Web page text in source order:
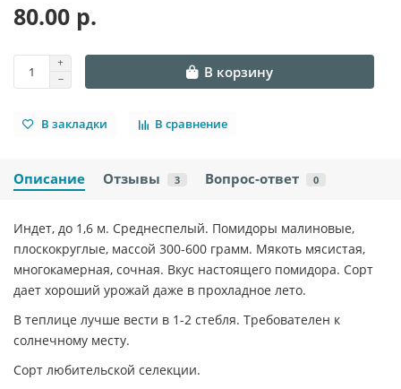
80.00 р.
В корзину
В закладки В сравнение
Описание Отзывы 3 Вопрос-ответ 0
Индет, до 1,6 м. Среднеспелый. Помидоры малиновые,
плоскокруглые, массой 300-600 грамм. Мякоть мясистая,
многокамерная, сочная. Вкус настоящего помидора. Сорт
дает хороший урожай даже в прохладное лето.
В теплице лучше вести в 1-2 стебля. Требователен к
солнечному месту.
Сорт любительской селекции.